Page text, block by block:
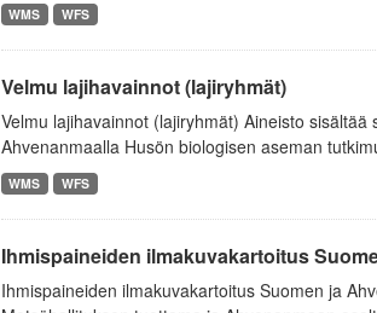
WMS WFS
Velmu lajihavainnot (lajiryhmät)
Velmu lajihavainnot (lajiryhmät) Aineisto
Ahvenanmaalla Husön biologisen aseman
WMS WFS
Ihmispaineiden ilmakuvakartoitus
Ihmispaineiden ilmakuvakartoitus Suomen ja